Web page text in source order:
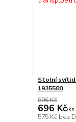
Stolní
1935580
896 Kč
696 Kč/ks
575 Kč bez